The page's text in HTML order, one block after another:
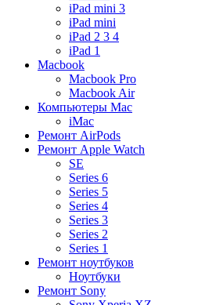
iPad mini 3
iPad mini
iPad 2 3 4
iPad 1
Macbook
Macbook Pro
Macbook Air
Компьютеры Mac
iMac
Ремонт AirPods
Ремонт Apple Watch
SE
Series 6
Series 5
Series 4
Series 3
Series 2
Series 1
Ремонт ноутбуков
Ноутбуки
Ремонт Sony